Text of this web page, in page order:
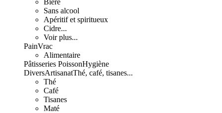
Bière
Sans alcool
Apéritif et spiritueux
Cidre...
Voir plus...
PainVrac
Alimentaire
Pâtisseries PoissonHygiène
DiversArtisanatThé, café, tisanes...
Thé
Café
Tisanes
Maté